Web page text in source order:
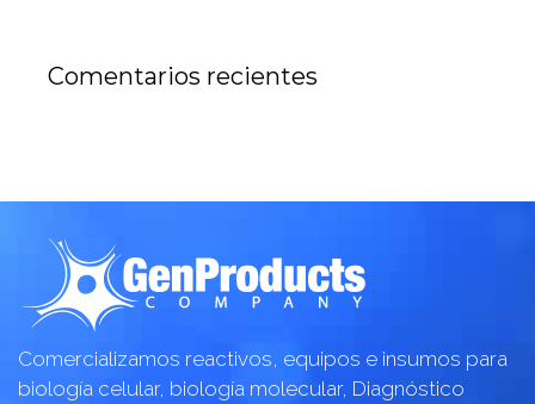
Comentarios recientes
Comercializamos reactivos, equipos e insumos para
biología celular, biología molecular, Diagnóstico